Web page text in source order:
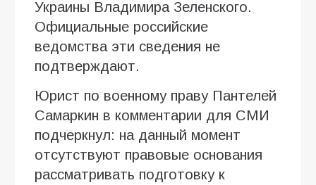
Украины Владимира Зеленского.
Официальные российские
ведомства эти сведения не
подтверждают.
Юрист по военному праву Пантелей
Самаркин в комментарии для СМИ
подчеркнул: на данный момент
отсутствуют правовые основания
рассматривать подготовку к